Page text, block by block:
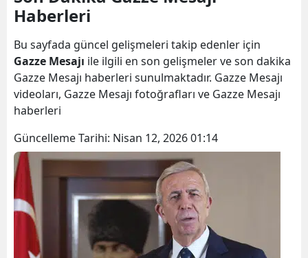
Haberleri
Bu sayfada güncel gelişmeleri takip edenler için
Gazze Mesajı ile ilgili en son gelişmeler ve son dakika
Gazze Mesajı haberleri sunulmaktadır. Gazze Mesajı
videoları, Gazze Mesajı fotoğrafları ve Gazze Mesajı
haberleri
Güncelleme Tarihi: Nisan 12, 2026 01:14